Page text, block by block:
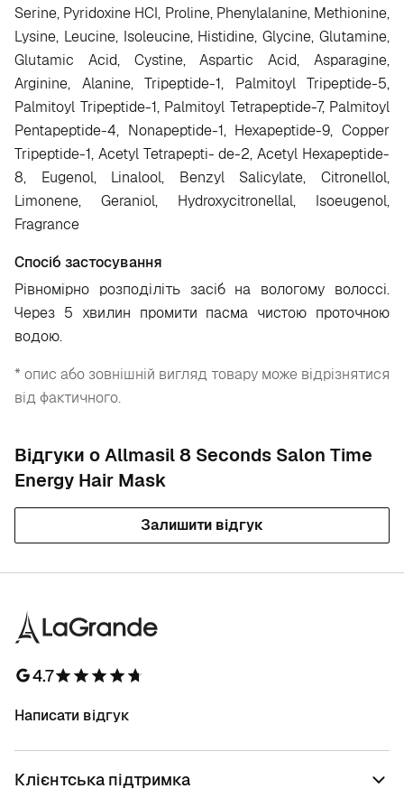
Serine, Pyridoxine HCI, Proline, Phenylalanine, Methionine,
Lysine, Leucine, Isoleucine, Histidine, Glycine, Glutamine,
Glutamic Acid, Cystine, Aspartic Acid, Asparagine,
Arginine, Alanine, Tripeptide-1, Palmitoyl Tripeptide-5,
Palmitoyl Tripeptide-1, Palmitoyl Tetrapeptide-7, Palmitoyl
Pentapeptide-4, Nonapeptide-1, Hexapeptide-9, Copper
Tripeptide-1, Acetyl Tetrapepti- de-2, Acetyl Hexapeptide-
8, Eugenol, Linalool, Benzyl Salicylate, Citronellol,
Limonene, Geraniol, Hydroxycitronellal, Isoeugenol,
Fragrance
Спосіб застосування
Рівномірно розподіліть засіб на вологому волоссі.
Через 5 хвилин промити пасма чистою проточною
водою.
* опис або зовнішній вигляд товару може відрізнятися
від фактичного.
Відгуки о Allmasil 8 Seconds Salon Time
Energy Hair Mask
Залишити відгук
4.7
Написати відгук
Клієнтська підтримка